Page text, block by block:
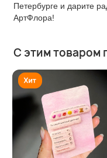
Петербурге и дарите
АртФлора!
С этим товаром